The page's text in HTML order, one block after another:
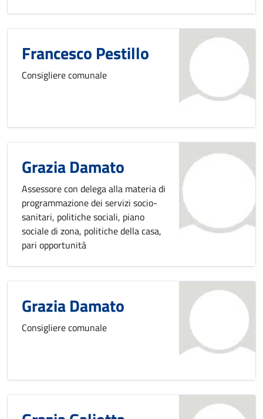
Francesco Pestillo
Consigliere comunale
Grazia Damato
Assessore con delega alla materia di
programmazione dei servizi socio-
sanitari, politiche sociali, piano
sociale di zona, politiche della casa,
pari opportunità
Grazia Damato
Consigliere comunale